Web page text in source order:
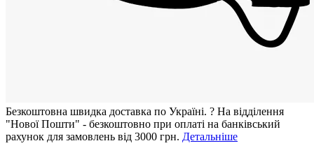
Безкоштовна швидка доставка по Україні. ? На відділення
"Нової Пошти" - безкоштовно при оплаті на банківський
рахунок для замовлень від 3000 грн. Детальніше